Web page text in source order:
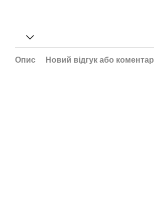
Опис Новий відгук або коментар